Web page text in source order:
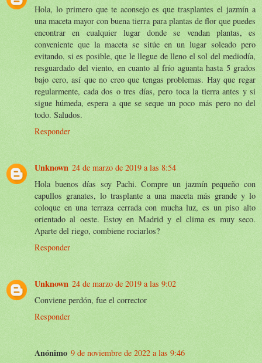
Hola, lo primero que te aconsejo es que trasplantes el jazmín a
una maceta mayor con buena tierra para plantas de flor que puedes
encontrar en cualquier lugar donde se vendan plantas, es
conveniente que la maceta se sitúe en un lugar soleado pero
evitando, si es posible, que le llegue de lleno el sol del mediodía,
resguardado del viento, en cuanto al frío aguanta hasta 5 grados
bajo cero, así que no creo que tengas problemas. Hay que regar
regularmente, cada dos o tres días, pero toca la tierra antes y si
sigue húmeda, espera a que se seque un poco más pero no del
todo. Saludos.
Responder
Unknown 24 de marzo de 2019 a las 8:54
Hola buenos días soy Pachi. Compre un jazmín pequeño con
capullos granates, lo trasplante a una maceta más grande y lo
coloque en una terraza cerrada con mucha luz, es un piso alto
orientado al oeste. Estoy en Madrid y el clima es muy seco.
Aparte del riego, combiene rociarlos?
Responder
Unknown 24 de marzo de 2019 a las 9:02
Conviene perdón, fue el corrector
Responder
Anónimo 9 de noviembre de 2022 a las 9:46